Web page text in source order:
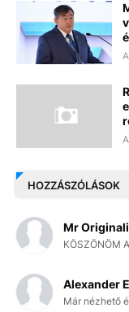
HOZZÁSZÓLÁSOK
Mr
KÖSZÖNÖM
Alexander
Már nézhető